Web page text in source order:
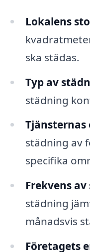
Lokalens
ska städas.
Typ av
städning
städning av
specifika
Frekvens
städning
månadsvis
Företagets